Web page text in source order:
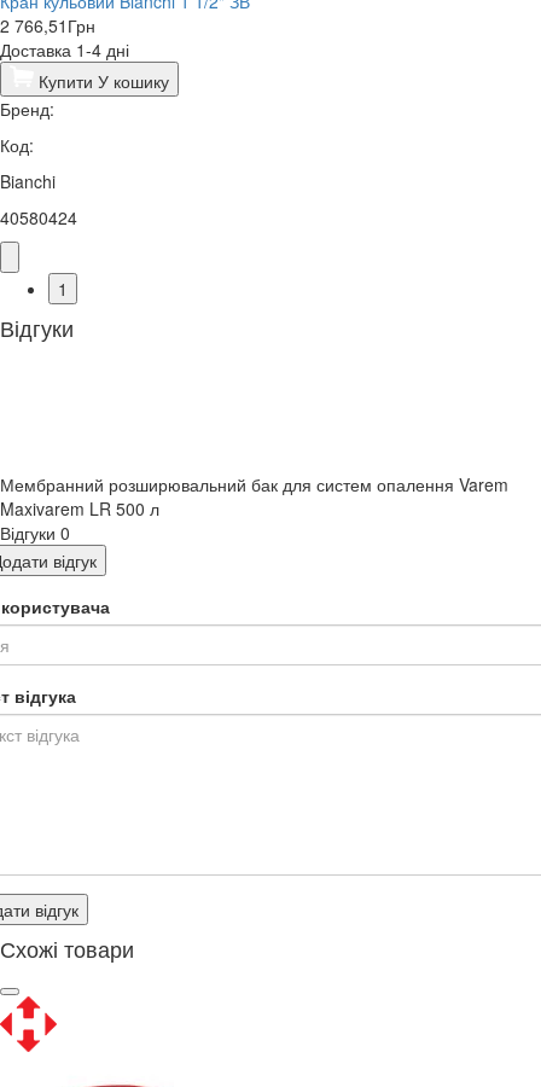
2 766,51 Грн
Доставка 1-4 дні
Купити У кошику
Бренд:
Код:
Bianchi
40580424
1
Відгуки
Мембранний розширювальний бак для систем опалення Varem
Maxivarem LR 500 л
Відгуки 0
відгук
відгука
відгук
Схожі товари